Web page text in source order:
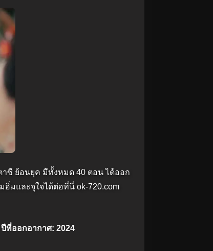
ซี ย้อนยุค มีทั้งหมด 40 ตอน ได้ออก
มและจุใจได้ต่อที่นี่ ok-720.com
ปีที่ออกอากาศ: 2024